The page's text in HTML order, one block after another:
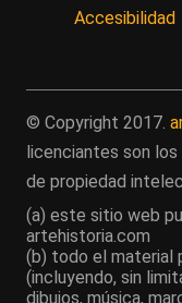
Accesibilidad
© Copyright 2017.
licenciantes son
de propiedad
(a) este sitio web
artehistoria.com
(b) todo el material
(incluyendo, sin
dibujos, música,